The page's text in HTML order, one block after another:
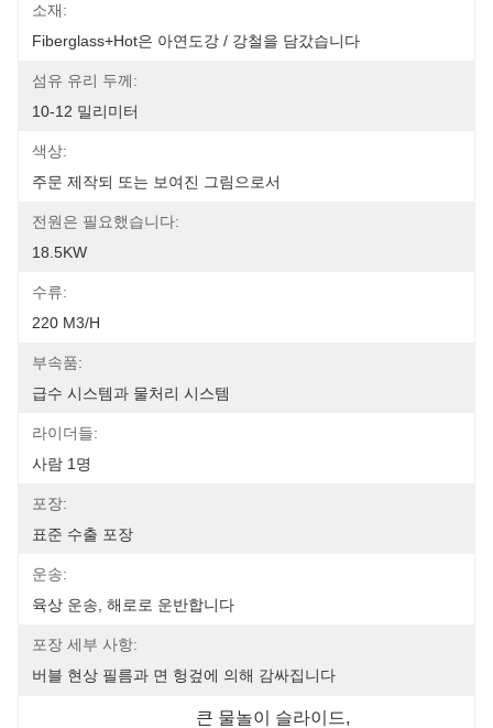
소재:
Fiberglass+Hot은 아연도강 / 강철을 담갔습니다
섬유 유리 두께:
10-12 밀리미터
색상:
주문 제작되 또는 보여진 그림으로서
전원은 필요했습니다:
18.5KW
수류:
220 M3/h
부속품:
급수 시스템과 물처리 시스템
라이더들:
사람 1명
포장:
표준 수출 포장
운송:
육상 운송, 해로로 운반합니다
포장 세부 사항:
버블 현상 필름과 면 헝겊에 의해 감싸집니다
큰 물놀이 슬라이드,